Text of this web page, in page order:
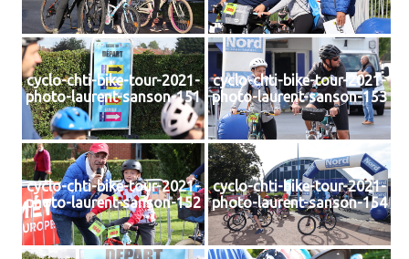
cyclo-chti-bike-tour-2021-
photo-laurent-sanson-151
cyclo-chti-bike-tour-2021-
photo-laurent-sanson-153
cyclo-chti-bike-tour-2021-
photo-laurent-sanson-152
cyclo-chti-bike-tour-2021-
photo-laurent-sanson-154